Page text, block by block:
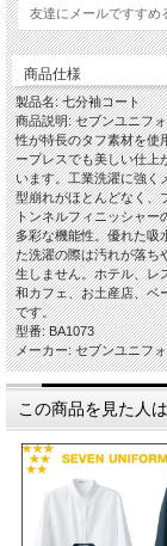
友達にメールですすめ
商品仕様
製品名: 七分袖コート
商品説明: セブンユニフ
性が特長のタフ素材を使
ープレスでも美しい仕上
います。工業洗濯に強く
型崩れがほとんどなく、
トンネルフィニッシャー
多彩な機能性。優れた吸
た洗濯の際は汚れが落ち
生しません。ホテル、レ
和カフェ、お土産店、ベ
です。
型番: BA1073
メーカー: セブンユニフ
この商品を見た人